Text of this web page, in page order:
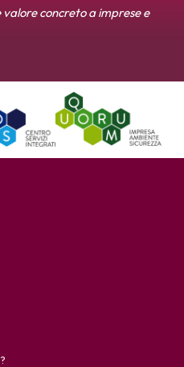
concreto a imprese e